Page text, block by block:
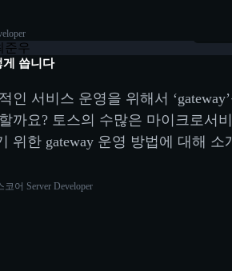
게 씁니다
인 서비스 운영을 위해서
까요? 토스의 수많은 마이크로서
위한 gateway 운영 방법에 대해 소
코어 Server Developer